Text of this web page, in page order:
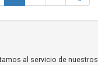
al servicio de